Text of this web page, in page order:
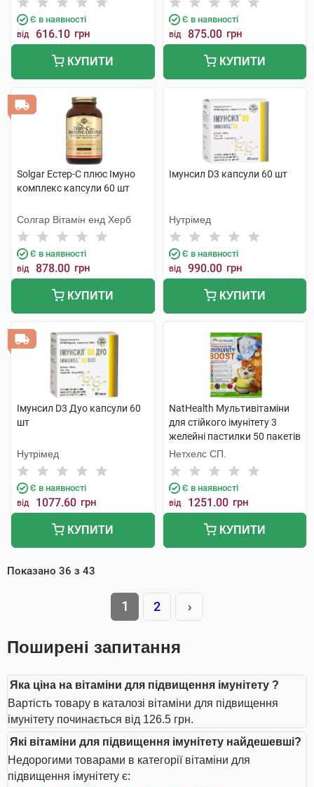
Є в наявності
від 616.10 грн
КУПИТИ
Є в наявності
від 875.00 грн
КУПИТИ
Solgar Естер-С плюс Імуно
комплекс капсули 60 шт
Солгар Вітамін енд Херб
Є в наявності
від 878.00 грн
КУПИТИ
Імунсил D3 капсули 60 шт
Нутрімед
Є в наявності
від 990.00 грн
КУПИТИ
Імунсил D3 Дуо капсули 60
шт
Нутрімед
Є в наявності
від 1077.60 грн
КУПИТИ
NatHealth Мультивітаміни
для стійкого імунітету 3
желейні пастилки 50 пакетів
Нетхелс СП.
Є в наявності
від 1251.00 грн
КУПИТИ
Показано 36 з 43
1 2 ›
Поширені запитання
Яка ціна на вітаміни для підвищення імунітету ?
Вартість товару в каталозі вітаміни для підвищення
імунітету починається від 126.5 грн.
Які вітаміни для підвищення імунітету найдешевші?
Недорогими товарами в категорії вітаміни для
підвищення імунітету є: